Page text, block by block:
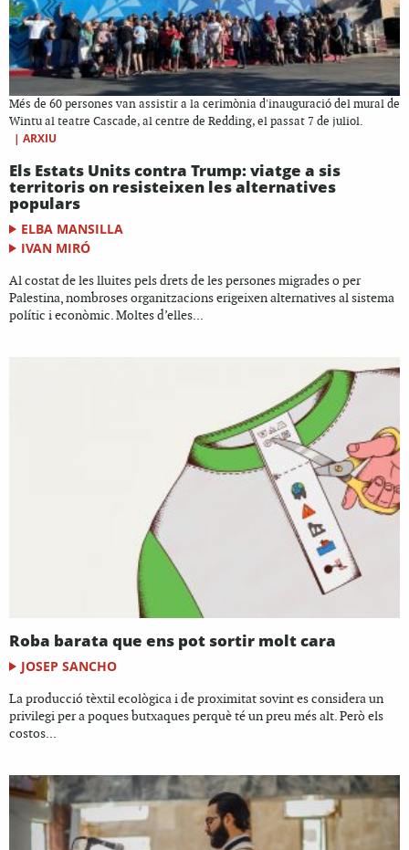
Més de 60 persones van assistir a la cerimònia d'inauguració del mural de
Wintu al teatre Cascade, al centre de Redding, el passat 7 de juliol.
| ARXIU
Els Estats Units contra Trump: viatge a sis
territoris on resisteixen les alternatives
populars
ELBA MANSILLA
IVAN MIRÓ
Al costat de les lluites pels drets de les persones migrades o per
Palestina, nombroses organitzacions erigeixen alternatives al sistema
polític i econòmic. Moltes d’elles...
Roba barata que ens pot sortir molt cara
JOSEP SANCHO
La producció tèxtil ecològica i de proximitat sovint es considera un
privilegi per a poques butxaques perquè té un preu més alt. Però els
costos...